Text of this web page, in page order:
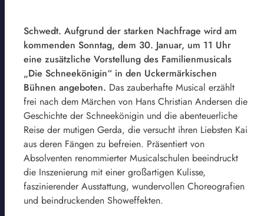
Schwedt. Aufgrund der starken Nachfrage wird am
kommenden Sonntag, dem 30. Januar, um 11 Uhr
eine zusätzliche Vorstellung des Familienmusicals
„Die Schneekönigin“ in den Uckermärkischen
Bühnen angeboten. Das zauberhafte Musical erzählt
frei nach dem Märchen von Hans Christian Andersen die
Geschichte der Schneekönigin und die abenteuerliche
Reise der mutigen Gerda, die versucht ihren Liebsten Kai
aus deren Fängen zu befreien. Präsentiert von
Absolventen renommierter Musicalschulen beeindruckt
die Inszenierung mit einer großartigen Kulisse,
faszinierender Ausstattung, wundervollen Choreografien
und beindruckenden Showeffekten.